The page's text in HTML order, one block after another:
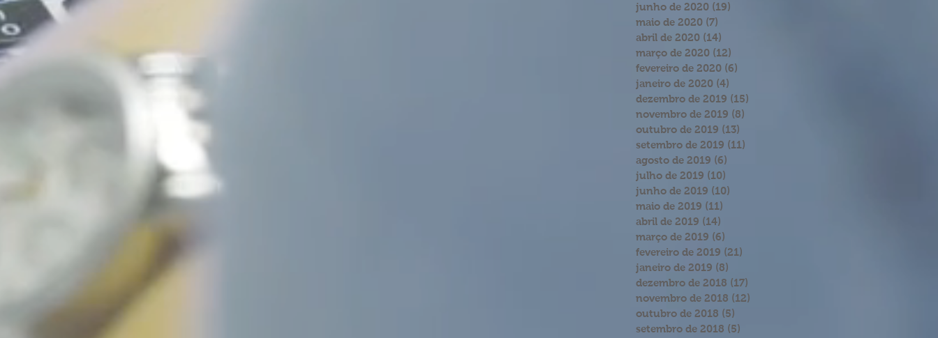
junho de 2020 (19)
maio de 2020 (7)
abril de 2020 (14)
março de 2020 (12)
fevereiro de 2020 (6)
janeiro de 2020 (4)
dezembro de 2019 (15)
novembro de 2019 (8)
outubro de 2019 (13)
setembro de 2019 (11)
agosto de 2019 (6)
julho de 2019 (10)
junho de 2019 (10)
maio de 2019 (11)
abril de 2019 (14)
março de 2019 (6)
fevereiro de 2019 (21)
janeiro de 2019 (8)
dezembro de 2018 (17)
novembro de 2018 (12)
outubro de 2018 (5)
setembro de 2018 (5)